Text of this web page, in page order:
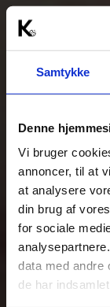
Samtykke
Denne
Vi bruger
annoncer, til at
at analysere
din brug af
for sociale
data med andre
de har